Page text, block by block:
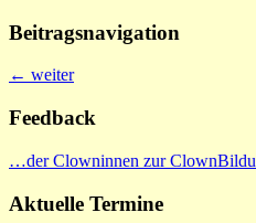
Beitragsnavigation
← weiter
Feedback
…der Clowninnen zur
Aktuelle Termine